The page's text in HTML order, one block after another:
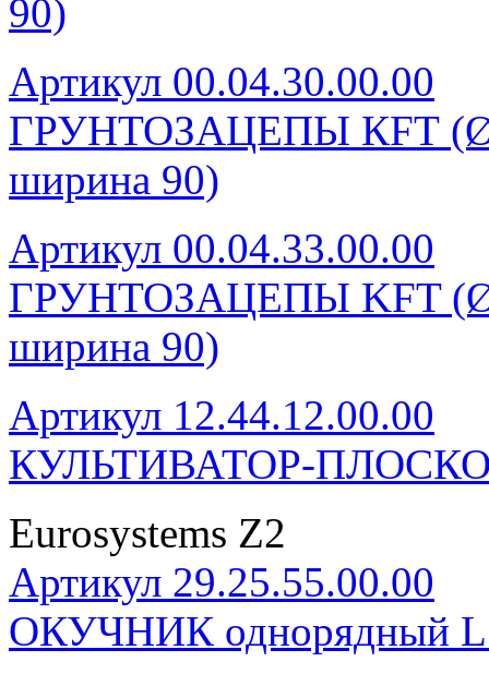
90)
Артикул 00.04.30.00.00
ГРУНТОЗАЦЕПЫ КFТ
ширина 90)
Артикул 00.04.33.00.00
ГРУНТОЗАЦЕПЫ KFT
ширина 90)
Артикул 12.44.12.00.00
КУЛЬТИВАТОР-
Eurosystems Z2
Артикул 29.25.55.00.00
ОКУЧНИК однорядный